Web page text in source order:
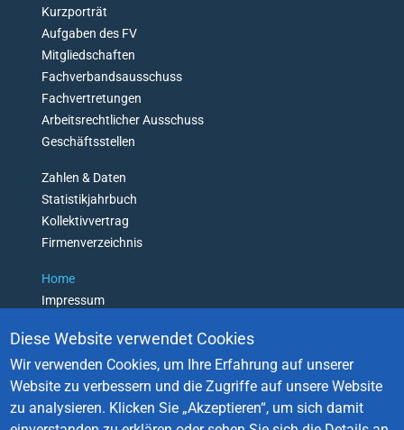
O
N
G
E
T
L
S
T
Kurzporträt
Aufgaben des FV
Mitgliedschaften
Fachverbandsausschuss
Fachvertretungen
Arbeitsrechtlicher Ausschuss
Geschäftsstellen
Zahlen & Daten
Statistikjahrbuch
Kollektivvertrag
Firmenverzeichnis
Home
Impressum
Barrierefreiheitserklärung
Login
Kontakt
Diese Website verwendet Cookies
Wir verwenden Cookies, um Ihre Erfahrung auf unserer
Website zu verbessern und die Zugriffe auf unsere Website
zu analysieren. Klicken Sie „Akzeptieren“, um sich damit